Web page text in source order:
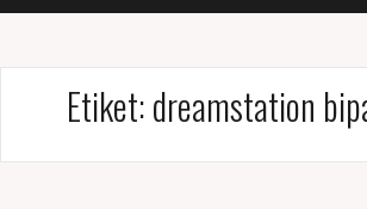
Etiket:dreamstation